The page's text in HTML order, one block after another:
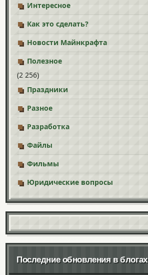
Интересное
Как это сделать?
Новости Майнкрафта
Полезное
(2 256)
Праздники
Разное
Разработка
Файлы
Фильмы
Юридические вопросы
Последние обновления в блогах